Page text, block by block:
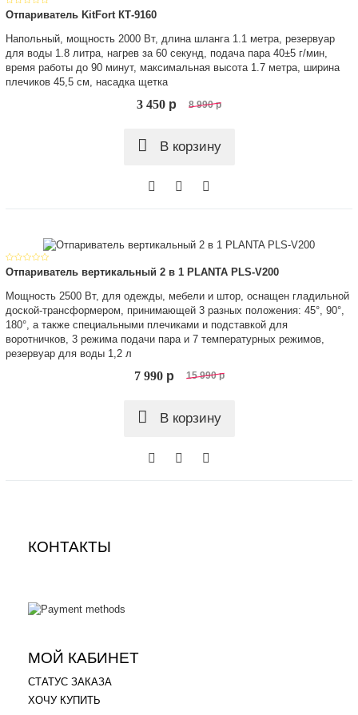
Отпариватель KitFort КТ-9160
Напольный, мощность 2000 Вт, длина шланга 1.1 метра, резервуар
для воды 1.8 литра, нагрев за 60 секунд, подача пара 40±5 г/мин,
время работы до 90 минут, максимальная высота 1.7 метра, ширина
плечиков 45,5 см, насадка щетка
3 450 p 8 990 p
В корзину
Отпариватель вертикальный 2 в 1 PLANTA PLS-V200
Мощность 2500 Вт, для одежды, мебели и штор, оснащен гладильной
доской-трансформером, принимающей 3 разных положения: 45°, 90°,
180°, а также специальными плечиками и подставкой для
воротничков, 3 режима подачи пара и 7 температурных режимов,
резервуар для воды 1,2 л
7 990 p 15 990 p
В корзину
КОНТАКТЫ
МОЙ КАБИНЕТ
СТАТУС ЗАКАЗА
ХОЧУ КУПИТЬ